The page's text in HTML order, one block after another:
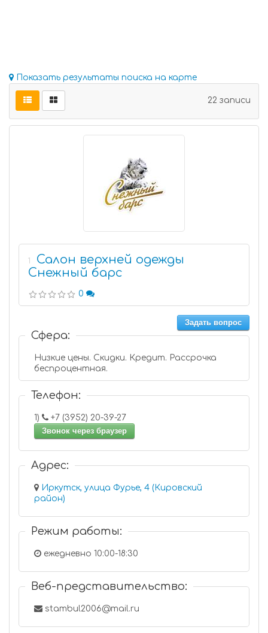
Показать результаты поиска на карте
22 записи
1
Салон верхней одежды
Снежный барс
0
Задать вопрос
Сфера:
Низкие цены. Скидки. Кредит. Рассрочка
беспроцентная.
Телефон:
1)
+7 (3952) 20-39-27
Звонок через браузер
Адрес:
Иркутск, улица Фурье, 4 (Кировский
район)
Режим работы:
ежедневно 10:00-18:30
Веб-представительство:
stambul2006@mail.ru